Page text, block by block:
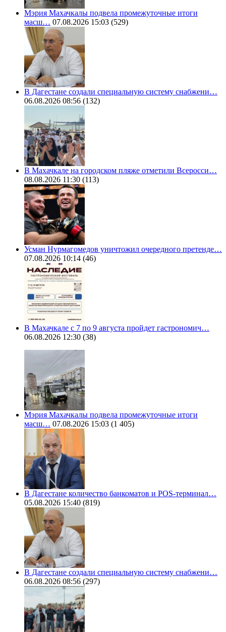
Мэрия Махачкалы подвела промежуточные итоги
масш… 07.08.2026 15:03 (529)
В Дагестане создали специальную систему снабжени…
06.08.2026 08:56 (132)
В Махачкале на городском пляже отметили Всеросси…
08.08.2026 11:30 (113)
Усман Нурмагомедов уничтожил очередного претенде…
07.08.2026 10:14 (46)
В Махачкале с 7 по 9 августа пройдет гастрономич…
06.08.2026 12:30 (38)
Мэрия Махачкалы подвела промежуточные итоги
масш… 07.08.2026 15:03 (1 405)
В Дагестане количество банкоматов и POS-терминал…
05.08.2026 15:40 (819)
В Дагестане создали специальную систему снабжени…
06.08.2026 08:56 (297)